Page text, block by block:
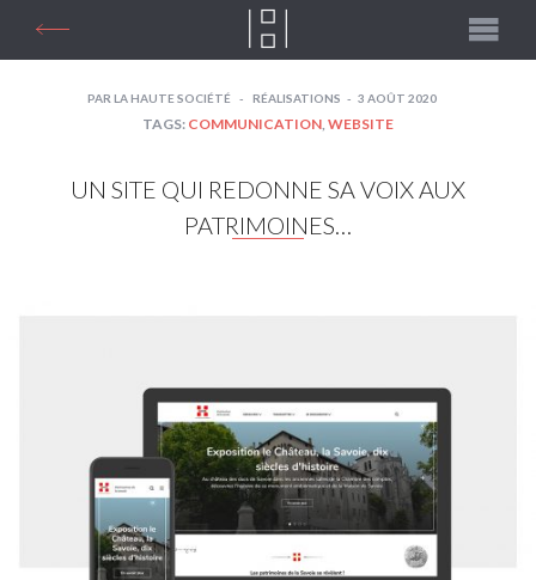
PAR LA HAUTE SOCIÉTÉ RÉALISATIONS 3 AOÛT 2020
TAGS: COMMUNICATION, WEBSITE
UN SITE QUI REDONNE SA VOIX AUX
PATRIMOINES…